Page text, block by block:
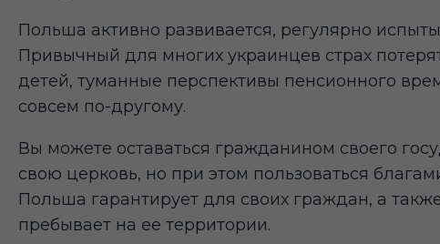
Польша активно развивается, регулярно
Привычный для многих украинцев страх
детей, туманные перспективы пенсионного
совсем по-другому.
Вы можете оставаться гражданином своего
свою церковь, но при этом пользоваться
Польша гарантирует для своих граждан, а
пребывает на ее территории.